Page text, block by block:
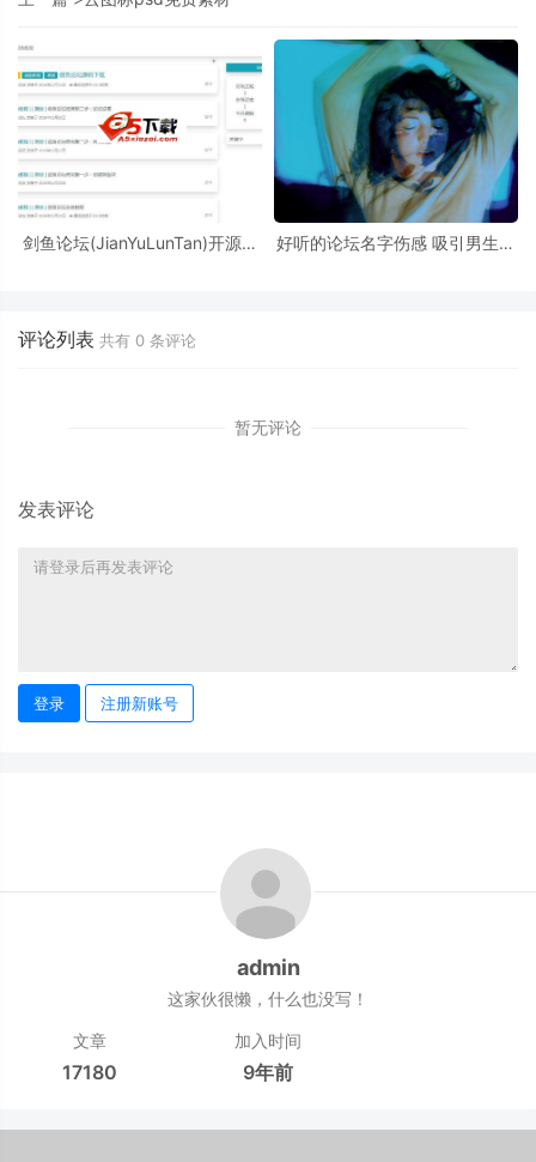
剑鱼论坛(JianYuLunTan)开源轻
好听的论坛名字伤感 吸引男生的
评论列表 共有 0 条评论
暂无评论
发表评论
登录 注册新账号
admin
这家伙很懒，什么也没写！
文章
17180
加入时间
9年前